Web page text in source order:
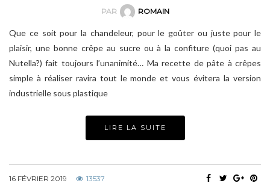
PAR ROMAIN
Que ce soit pour la chandeleur, pour le goûter ou juste pour le
plaisir, une bonne crêpe au sucre ou à la confiture (quoi pas au
Nutella?) fait toujours l’unanimité… Ma recette de pâte à crêpes
simple à réaliser ravira tout le monde et vous évitera la version
industrielle sous plastique
LIRE LA SUITE
16 FÉVRIER 2019 13537